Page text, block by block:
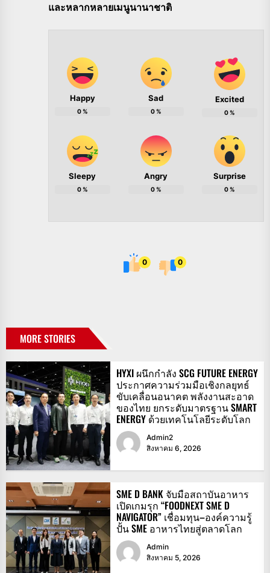
และหลากหลายเมนูนานาชาติ
Happy
0%
Sad
0%
Excited
0%
Sleepy
0%
Angry
0%
Surprise
0%
0 0
MORE STORIES
HYXI ผนึกกำลัง SCG FUTURE ENERGY
ประกาศความร่วมมือเชิงกลยุทธ์
ขับเคลื่อนอนาคต พลังงานสะอาด
ของไทย ยกระดับมาตรฐาน SMART
ENERGY ด้วยเทคโนโลยีระดับโลก
Admin2
สิงหาคม 6, 2026
SME D BANK จับมือสถาบันอาหาร
เปิดเกมรุก “FOODNEXT SME D
NAVIGATOR” เชื่อมทุน–องค์ความรู้
ปั้น SME อาหารไทยสู่ตลาดโลก
Admin
สิงหาคม 5, 2026